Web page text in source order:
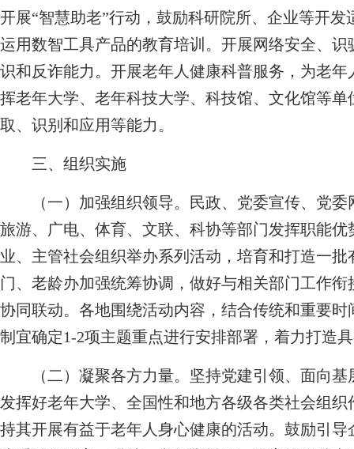
开展“智慧助老”行动，鼓励科研院所、企业等开
运用数智工具产品的教育培训。开展网络安全、
识和反诈能力。开展老年人健康科普服务，为老
挥老年大学、老年科技大学、科技馆、文化馆等
取、识别和应用等能力。
三、组织实施
（一）加强组织领导。
民政、党委宣传、党
旅游、广电、体育、文联、科协等部门发挥职能
业、主管社会组织举办系列活动，培育和打造一
门、老龄办加强统筹协调，做好与相关部门工作
协同联动。各地围绕活动内容，结合传统和重要
制宜确定1-2项主题重点进行安排部署，着力打造
（二）凝聚各方力量。 坚持党建引领、面向
发挥好老年大学、全国性和地方各级各类社会组
持其开展有益于老年人身心健康的活动。鼓励引